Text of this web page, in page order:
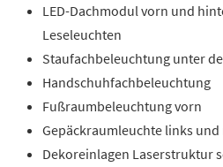
LED-Dachmodul vorn und
Leseleuchten
Staufachbeleuchtung unter
Handschuhfachbeleuchtung
Fußraumbeleuchtung vorn
Gepäckraumleuchte links und
Dekoreinlagen Laserstruktur